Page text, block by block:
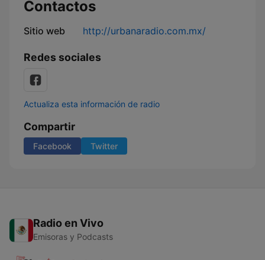
Contactos
Sitio web http://urbanaradio.com.mx/
Redes sociales
Actualiza esta información de radio
Compartir
Facebook Twitter
Radio en Vivo
Emisoras y Podcasts